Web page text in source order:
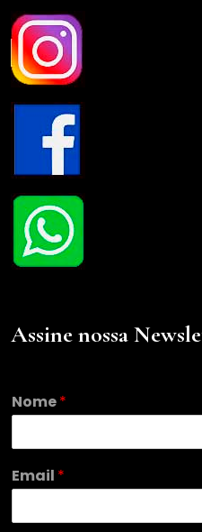
Assine nossa
Nome*
N
o
e
Email *